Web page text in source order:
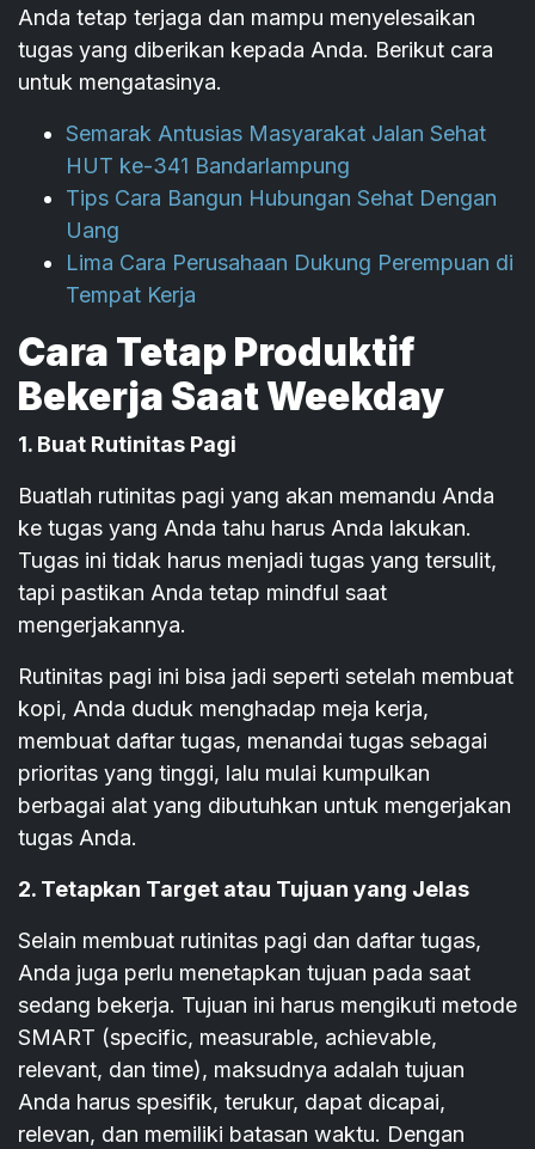
Anda tetap terjaga dan mampu menyelesaikan
tugas yang diberikan kepada Anda. Berikut cara
untuk mengatasinya.
Semarak Antusias Masyarakat Jalan Sehat
HUT ke-341 Bandarlampung
Tips Cara Bangun Hubungan Sehat Dengan
Uang
Lima Cara Perusahaan Dukung Perempuan di
Tempat Kerja
Cara Tetap Produktif
Bekerja Saat Weekday
1. Buat Rutinitas Pagi
Buatlah rutinitas pagi yang akan memandu Anda
ke tugas yang Anda tahu harus Anda lakukan.
Tugas ini tidak harus menjadi tugas yang tersulit,
tapi pastikan Anda tetap mindful saat
mengerjakannya.
Rutinitas pagi ini bisa jadi seperti setelah membuat
kopi, Anda duduk menghadap meja kerja,
membuat daftar tugas, menandai tugas sebagai
prioritas yang tinggi, lalu mulai kumpulkan
berbagai alat yang dibutuhkan untuk mengerjakan
tugas Anda.
2. Tetapkan Target atau Tujuan yang Jelas
Selain membuat rutinitas pagi dan daftar tugas,
Anda juga perlu menetapkan tujuan pada saat
sedang bekerja. Tujuan ini harus mengikuti metode
SMART (specific, measurable, achievable,
relevant, dan time), maksudnya adalah tujuan
Anda harus spesifik, terukur, dapat dicapai,
relevan, dan memiliki batasan waktu. Dengan